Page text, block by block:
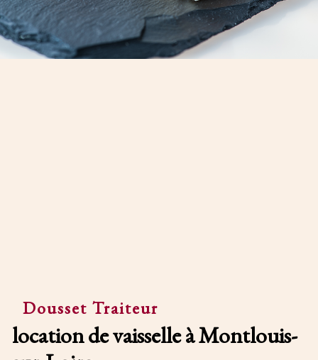
Dousset Traiteur
location de vaisselle à Montlouis-